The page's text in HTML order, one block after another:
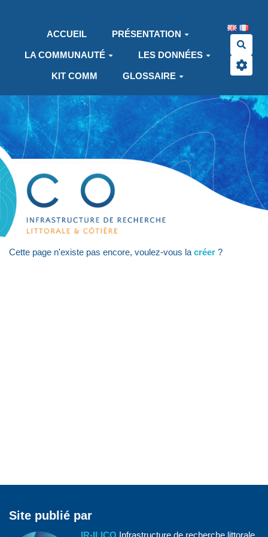
ACCUEIL
PRÉSENTATION
LA COMMUNAUTÉ LES DONNÉES
KIT COMM GLOSSAIRE
Cette page n'existe pas encore, voulez-vous la créer ?
Site publié par
IR-ILICO Infrastructure de recherche littorale